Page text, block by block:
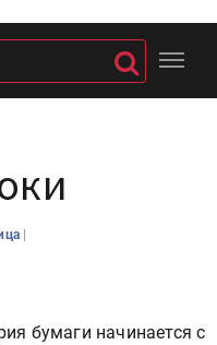
|
бумаги начинается с